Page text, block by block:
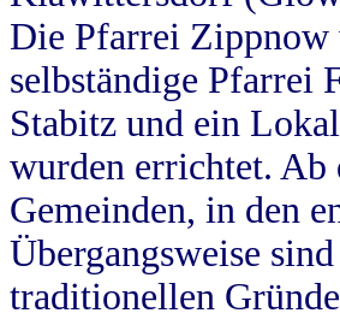
Die Pfarrei Zippnow
selbständige Pfarrei
Stabitz und ein
wurden errichtet. Ab
Gemeinden, in den
Übergangsweise
traditionellen